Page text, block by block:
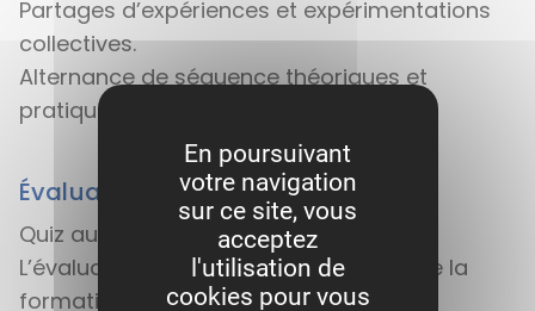
Partages d’expériences et expérimentations
collectives.
Alternance de séquence théoriques et
pratiques.
Évaluation
Quiz au démarrage.
L’évaluation est réalisée tout au long de la
formation à travers des cas pratiques
En poursuivant
votre navigation
sur ce site, vous
acceptez
l'utilisation de
cookies pour vous